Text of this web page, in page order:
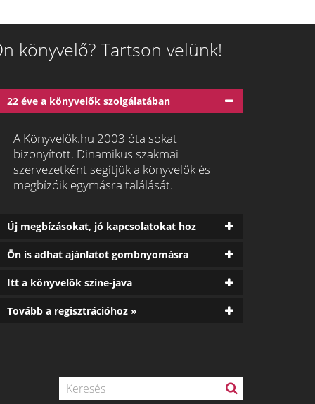
könyvelő? Tartson velünk!
22 éve a könyvelők szolgálatában
A Könyvelők.hu 2003 óta sokat
bizonyított. Dinamikus szakmai
szervezetként segítjük a könyvelők és
megbízóik egymásra találását.
Új megbízásokat, jó kapcsolatokat hoz
Ön is adhat ajánlatot gombnyomásra
Itt a könyvelők színe-java
Tovább a regisztrációhoz »